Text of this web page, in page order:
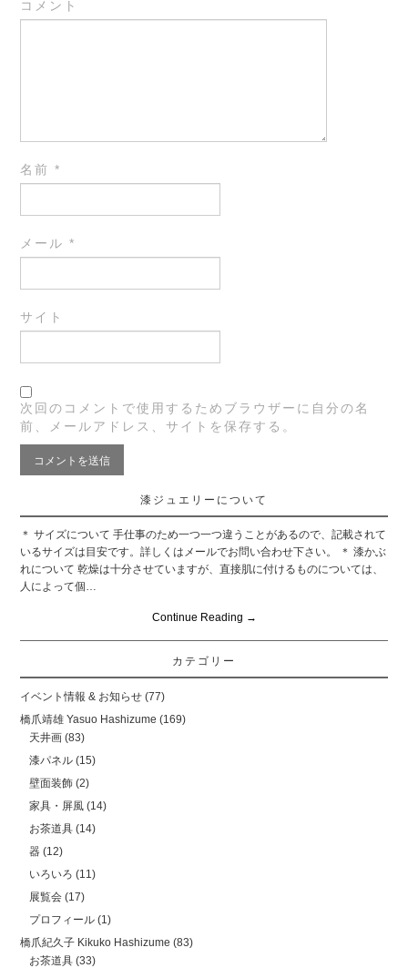
コメント
名前*
メール*
サイト
次回のコメントで使用するためブラウザーに自分の名
前、メールアドレス、サイトを保存する。
漆ジュエリーについて
＊ サイズについて 手仕事のため一つ一つ違うことがあるので、記載されて
いるサイズは目安です。詳しくはメールでお問い合わせ下さい。 ＊ 漆かぶ
れについて 乾燥は十分させていますが、直接肌に付けるものについては、
人によって個…
Continue Reading →
カテゴリー
イベント情報 & お知らせ (77)
橋爪靖雄 Yasuo Hashizume (169)
天井画 (83)
漆パネル (15)
壁面装飾 (2)
家具・屏風 (14)
お茶道具 (14)
器 (12)
いろいろ (11)
展覧会 (17)
プロフィール (1)
橋爪紀久子 Kikuko Hashizume (83)
お茶道具 (33)